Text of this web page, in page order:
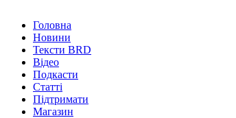
Головна
Новини
Тексти BRD
Відео
Подкасти
Статті
Підтримати
Магазин